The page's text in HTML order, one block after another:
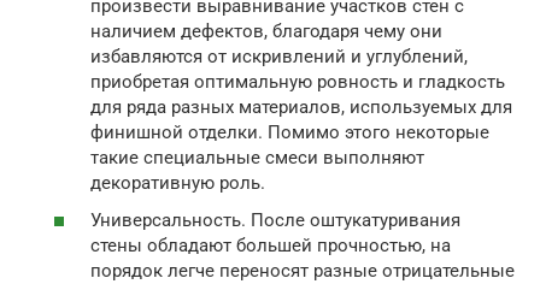
произвести выравнивание участков стен с
наличием дефектов, благодаря чему они
избавляются от искривлений и углублений,
приобретая оптимальную ровность и гладкость
для ряда разных материалов, используемых для
финишной отделки. Помимо этого некоторые
такие специальные смеси выполняют
декоративную роль.
Универсальность. После оштукатуривания
стены обладают большей прочностью, на
порядок легче переносят разные отрицательные